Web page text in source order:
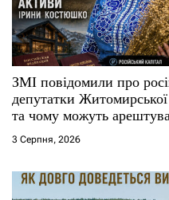
ЗМІ повідомили про
депутатки
та чому можуть
3 Серпня, 2026